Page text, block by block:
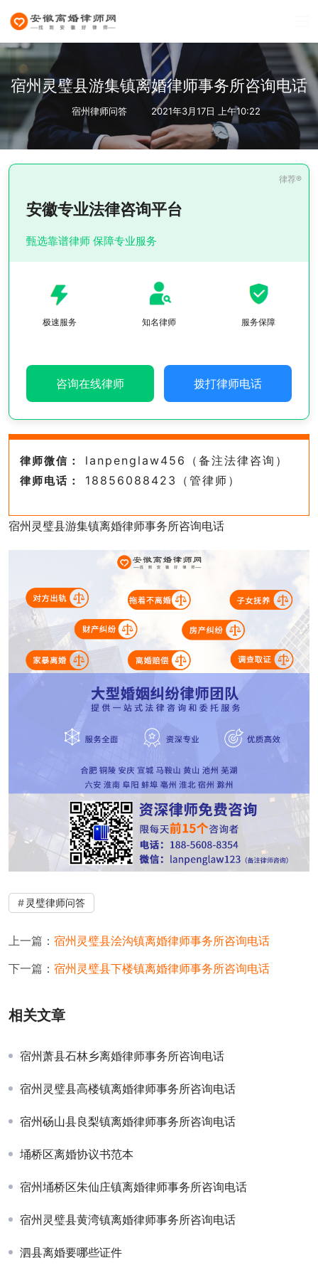
宿州灵璧县游集镇离婚律师事务所咨询电话
宿州律师问答 2021年3月17日 上午10:22
安徽专业法律咨询平台
甄选靠谱律师 保障专业服务
极速服务 知名律师 服务保障
咨询在线律师 拨打律师电话
律师微信： lanpenglaw456（备注法律咨询）
律师电话： 18856088423（管律师）
宿州灵璧县游集镇离婚律师事务所咨询电话
灵璧律师问答
上一篇： 宿州灵璧县浍沟镇离婚律师事务所咨询电话
下一篇： 宿州灵璧县下楼镇离婚律师事务所咨询电话
相关文章
宿州萧县石林乡离婚律师事务所咨询电话
宿州灵璧县高楼镇离婚律师事务所咨询电话
宿州砀山县良梨镇离婚律师事务所咨询电话
埇桥区离婚协议书范本
宿州埇桥区朱仙庄镇离婚律师事务所咨询电话
宿州灵璧县黄湾镇离婚律师事务所咨询电话
泗县离婚要哪些证件